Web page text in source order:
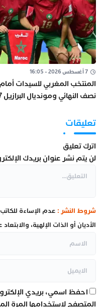
7 أغسطس 2026 - 16:05
المنتخب المغربي للسيدات
نصف النهائي ومونديال البرازيل 2027
تعليقات
اترك تعليق
لن يتم نشر عنوان بريدك
شروط النشر : عدم الإساءة
الأديان أو الذات الإلهية،
احفظ اسمي، بريدي
المتصفح لاستخدامها المرة